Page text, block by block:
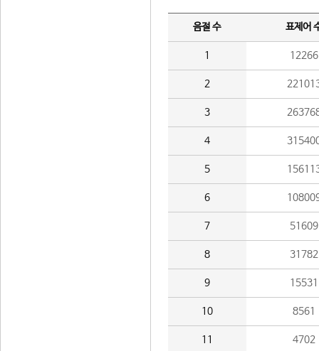
음절 수 표제어
1 12266
2
3
4
5
6
7 51609
8 31782
9 15531
10 8561
11 4702